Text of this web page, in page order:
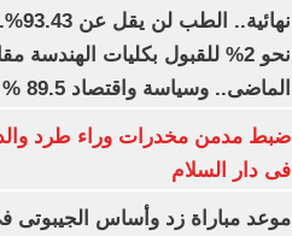
نحو 2% للقبول بكليات الهندسة
الماضى.. وسياسة واقتصاد 89.5 % حتى 90%
ضبط مدمن مخدرات وراء طرد
فى دار السلام
موعد مباراة زد وأساس الجيبوتى